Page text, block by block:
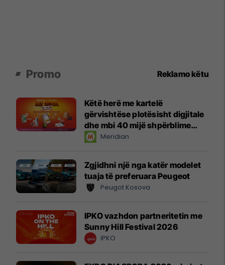
Promo Reklamo këtu
Këtë herë me kartelë
gërvishtëse plotësisht digjitale
dhe mbi 40 mijë shpërblime
instant!Meridian
Zgjidhni një nga katër modelet
tuaja të preferuara Peugeot
Peugot Kosova
IPKO vazhdon partneritetin me
Sunny Hill Festival 2026
IPKO